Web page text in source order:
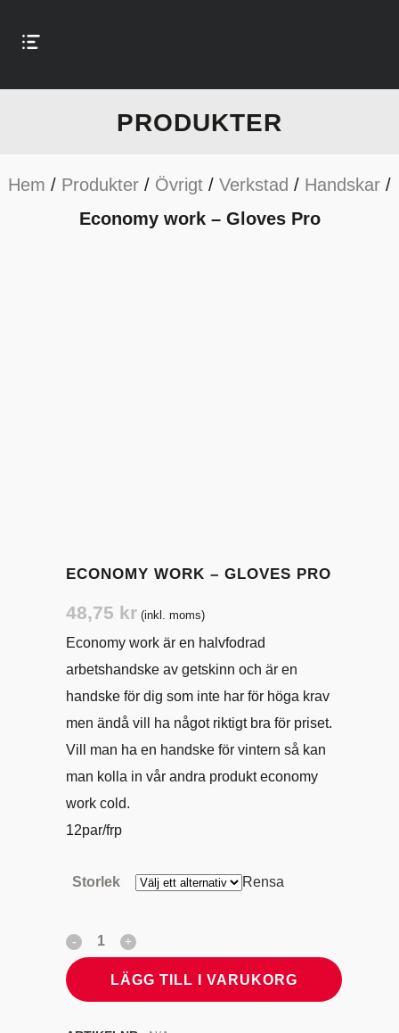
PRODUKTER
Hem / Produkter / Övrigt / Verkstad / Handskar /
Economy work – Gloves Pro
ECONOMY WORK – GLOVES PRO
48,75 kr (inkl. moms)
Economy work är en halvfodrad
arbetshandske av getskinn och är en
handske för dig som inte har för höga krav
men ändå vill ha något riktigt bra för priset.
Vill man ha en handske för vintern så kan
man kolla in vår andra produkt economy
work cold.
12par/frp
Storlek Rensa
LÄGG TILL I VARUKORG